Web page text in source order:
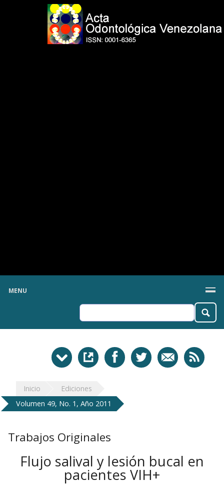
MENU
Inicio
Ediciones
Volumen 49, No. 1, Año 2011
Trabajos Originales
Flujo salival y lesión bucal en
pacientes VIH+